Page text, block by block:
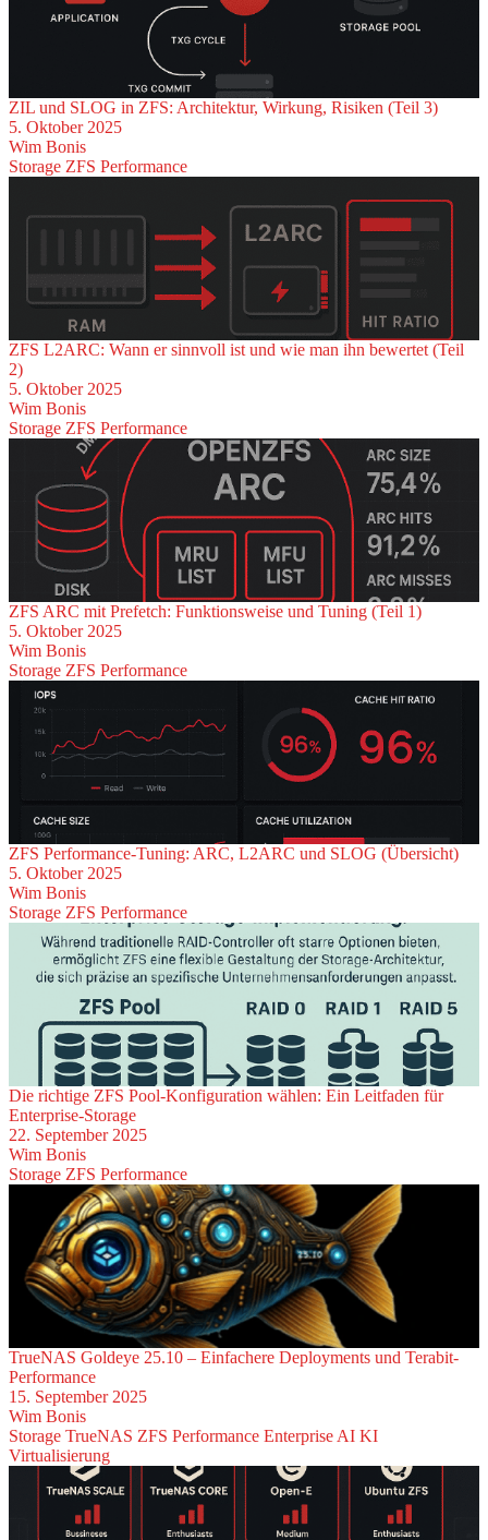
ZIL und SLOG in ZFS: Architektur, Wirkung, Risiken (Teil 3)
5. Oktober 2025
Wim Bonis
Storage ZFS Performance
ZFS L2ARC: Wann er sinnvoll ist und wie man ihn bewertet (Teil
2)
5. Oktober 2025
Wim Bonis
Storage ZFS Performance
ZFS ARC mit Prefetch: Funktionsweise und Tuning (Teil 1)
5. Oktober 2025
Wim Bonis
Storage ZFS Performance
ZFS Performance-Tuning: ARC, L2ARC und SLOG (Übersicht)
5. Oktober 2025
Wim Bonis
Storage ZFS Performance
Die richtige ZFS Pool-Konfiguration wählen: Ein Leitfaden für
Enterprise-Storage
22. September 2025
Wim Bonis
Storage ZFS Performance
TrueNAS Goldeye 25.10 – Einfachere Deployments und Terabit-
Performance
15. September 2025
Wim Bonis
Storage TrueNAS ZFS Performance Enterprise AI KI
Virtualisierung